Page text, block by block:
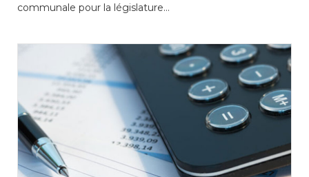
communale pour la législature…